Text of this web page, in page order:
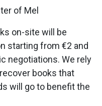
of Mel
on-site will be
starting from €2 and
negotiations. We rely
books that
will go to benefit the